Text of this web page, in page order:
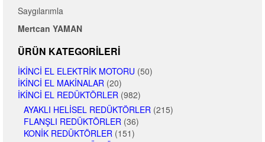
Saygılarımla
Mertcan YAMAN
ÜRÜN KATEGORILERI
İKINCI EL ELEKTRIK MOTORU (50)
İKINCI EL MAKINALAR (20)
İKINCI EL REDÜKTÖRLER (982)
AYAKLI HELISEL REDÜKTÖRLER (215)
FLANŞLI REDÜKTÖRLER (36)
KONIK REDÜKTÖRLER (151)